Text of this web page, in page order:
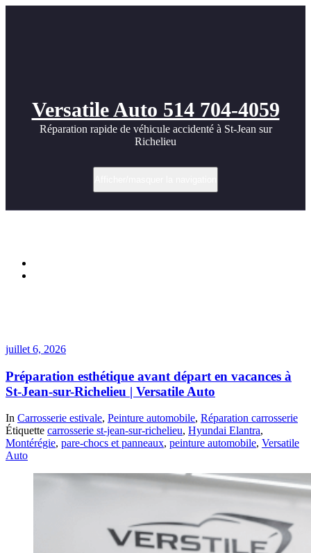
Versatile Auto 514 704-4059
Réparation rapide de véhicule accidenté à St-Jean sur
Richelieu
juillet 6, 2026
Préparation esthétique avant départ en vacances à
St-Jean-sur-Richelieu | Versatile Auto
In Carrosserie estivale, Peinture automobile, Réparation carrosserie
Étiquette carrosserie st-jean-sur-richelieu, Hyundai Elantra,
Montérégie, pare-chocs et panneaux, peinture automobile, Versatile
Auto